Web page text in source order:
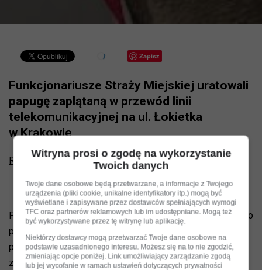
Zapisz
Funkcjonariusze Straży Miejskiej uratowali
papugę zaplątaną w przewód linii
telekomunikacyjnej na ul. Łokietka
w Krakowie
Reklama
Ptak był zaplątany w przewód linii telekomunikacyjnej około
pięciu metrów nad ziemią. Strażników powiadomił
przechodzień. Potrzebne było wsparcie straży pożarnej
z odpowiednią drabiną.
Witryna prosi o zgodę na wykorzystanie
Twoich danych
Twoje dane osobowe będą przetwarzane, a informacje z Twojego
urządzenia (pliki cookie, unikalne identyfikatory itp.) mogą być
wyświetlane i zapisywane przez dostawców spełniających wymogi
TFC oraz partnerów reklamowych lub im udostępniane. Mogą też
być wykorzystywane przez tę witrynę lub aplikację.
Niektórzy dostawcy mogą przetwarzać Twoje dane osobowe na
podstawie uzasadnionego interesu. Możesz się na to nie zgodzić,
zmieniając opcje poniżej. Link umożliwiający zarządzanie zgodą
lub jej wycofanie w ramach ustawień dotyczących prywatności